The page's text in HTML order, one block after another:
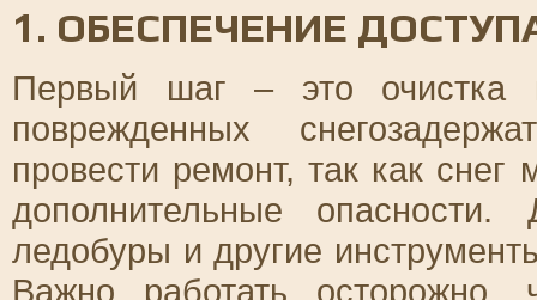
1. ОБЕСПЕЧЕНИЕ
Первый шаг – это очистка
поврежденных
провести ремонт, так как
дополнительные
ледобуры и другие
Важно работать осторожно,